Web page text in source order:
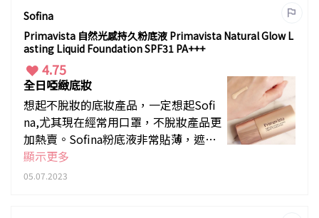
Sofina
Primavista 自然光感持久粉底液 Primavista Natural Glow L
asting Liquid Foundation SPF31 PA+++
4.75
全日啞緻底妝
想起不脫妝的底妝產品，一定想起Sofi
na,尤其現在經常用口罩，不脫妝產品更
加熱賣。Sofina粉底液非常貼薄，遮瑕
力強，而且快速塗上面後，很快就會感
覺定妝，全日都不會溶，而且不泛油
顯示更多
05.07.2023